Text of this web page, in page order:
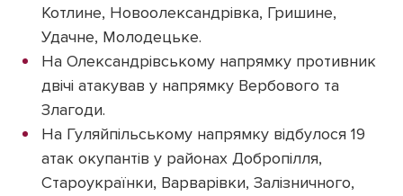
Котлине, Новоолександрівка, Гришине,
Удачне, Молодецьке.
На Олександрівському напрямку противник
двічі атакував у напрямку Вербового та
Злагоди.
На Гуляйпільському напрямку відбулося 19
атак окупантів у районах Добропілля,
Староукраїнки, Варварівки, Залізничного,